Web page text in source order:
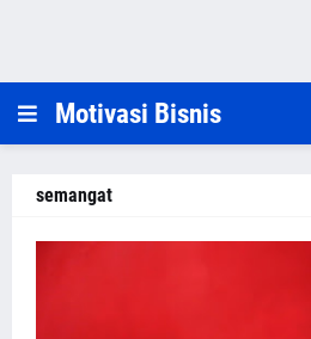
Motivasi Bisnis
semangat